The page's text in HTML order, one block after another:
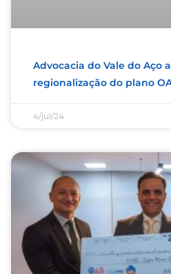
Advocacia do Vale do Aço
regionalização do plano
4/jul/24